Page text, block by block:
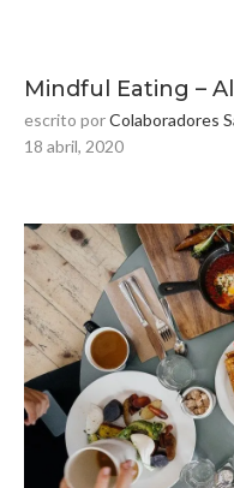
Mindful Eating –
escrito porColaboradores
18 abril, 2020